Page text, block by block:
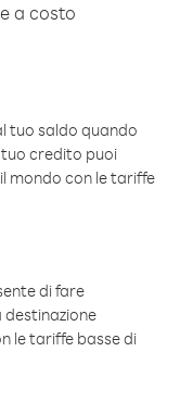
a costo
tuo saldo quando
credito puoi
mondo con le tariffe
di fare
le tariffe basse di